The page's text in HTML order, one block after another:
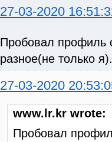
27-03-2020
Пробовал профиль
разное(не только
27-03-2020
www.lr.kr wrote:
Пробовал